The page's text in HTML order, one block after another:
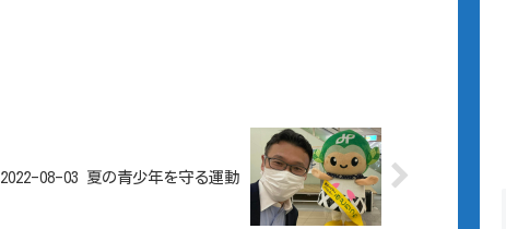
2022-08-03 夏の青少年を守る運動